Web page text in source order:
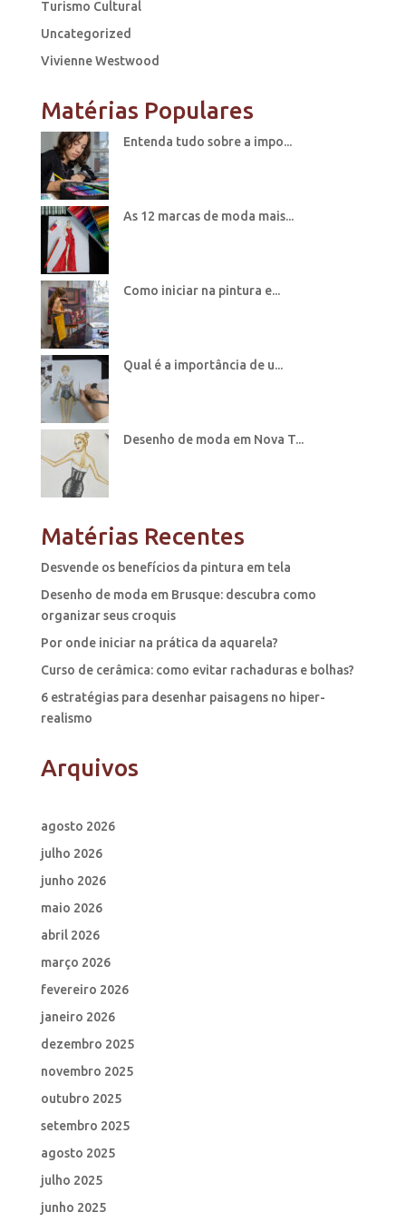
Turismo Cultural
Uncategorized
Vivienne Westwood
Matérias Populares
Entenda tudo sobre a impo...
As 12 marcas de moda mais...
Como iniciar na pintura e...
Qual é a importância de u...
Desenho de moda em Nova T...
Matérias Recentes
Desvende os benefícios da pintura em tela
Desenho de moda em Brusque: descubra como
organizar seus croquis
Por onde iniciar na prática da aquarela?
Curso de cerâmica: como evitar rachaduras e bolhas?
6 estratégias para desenhar paisagens no hiper-
realismo
Arquivos
agosto 2026
julho 2026
junho 2026
maio 2026
abril 2026
março 2026
fevereiro 2026
janeiro 2026
dezembro 2025
novembro 2025
outubro 2025
setembro 2025
agosto 2025
julho 2025
junho 2025